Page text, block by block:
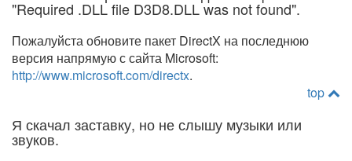
"Required .DLL file D3D8.DLL was not found".
Пожалуйста обновите пакет DirectX на последнюю
версия напрямую с сайта Microsoft:
http://www.microsoft.com/directx.
top
Я скачал заставку, но не слышу музыки или
звуков.